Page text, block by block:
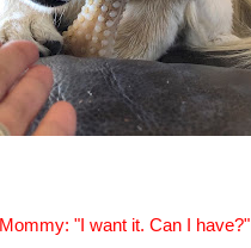
Mommy: "I want it. Can I have?"